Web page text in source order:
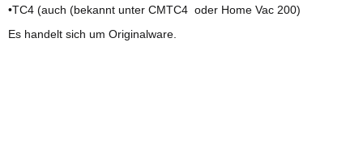
•TC4 (auch (bekannt unter CMTC4 oder Home Vac 200)
Es handelt sich um Originalware.